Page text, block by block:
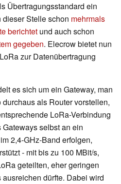
Übertragungsstandard ein
Stelle schon mehrmals
berichtet und auch schon
gegeben. Elecrow bietet nun
zur Datenübertragung
es sich um ein Gateway, man
als Router vorstellen,
LoRa-Verbindung
selbst an ein
2,4-GHz-Band erfolgen,
- mit bis zu 100 MBit/s,
geteilten, eher geringen
dürfte. Dabei wird